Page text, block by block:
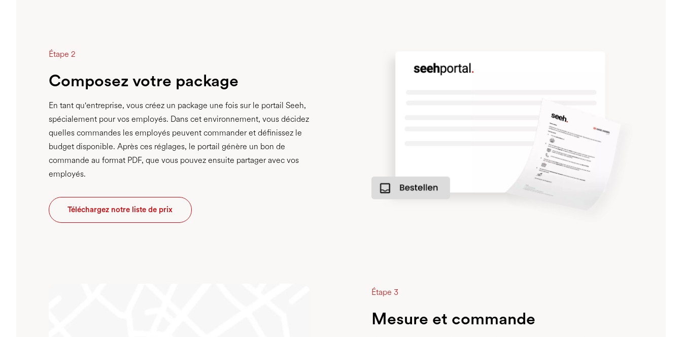
Étape 2
Composez votre package
En tant qu'entreprise, vous créez un package une fois sur le portail Seeh,
spécialement pour vos employés. Dans cet environnement, vous décidez
quelles commandes les employés peuvent commander et définissez le
budget disponible. Après ces réglages, le portail génère un bon de
commande au format PDF, que vous pouvez ensuite partager avec vos
employés.
Téléchargez notre liste de prix
Étape 3
Mesure et commande